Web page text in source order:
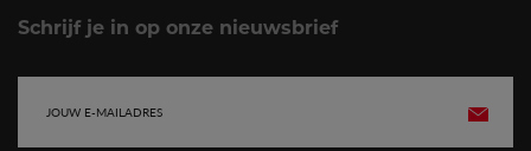
Schrijf je in op onze nieuwsbrief
mailadres